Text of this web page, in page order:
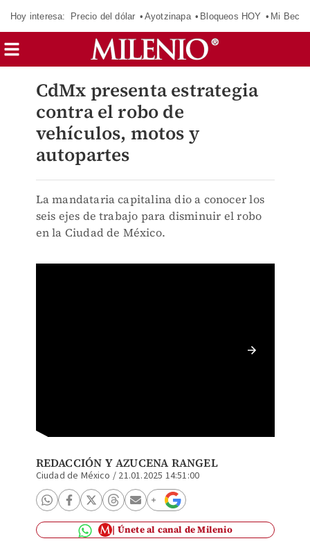
Hoy interesa: Precio del dólar Ayotzinapa Bloqueos HOY Mi Beca
CdMx presenta estrategia
contra el robo de
vehículos, motos y
autopartes
La mandataria capitalina dio a conocer los
seis ejes de trabajo para disminuir el robo
en la Ciudad de México.
REDACCIÓN YAZUCENA RANGEL
Ciudad de México / 21.01.2025 14:51:00
Únete al canal de Milenio